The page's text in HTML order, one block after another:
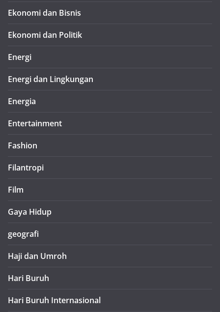
Ekonomi dan Bisnis
Ekonomi dan Politik
Energi
Energi dan Lingkungan
Energia
Entertainment
Fashion
Filantropi
Film
Gaya Hidup
geografi
Haji dan Umroh
Hari Buruh
Hari Buruh Internasional